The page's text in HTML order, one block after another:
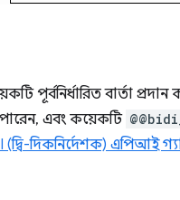
বার্তা প্রদান
এবং কয়েকটি
(দ্বি-দিকনির্দেশক) এপিআই